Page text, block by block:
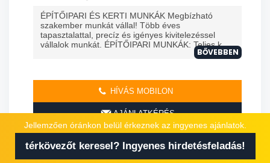
ÉPÍTŐIPARI ÉS KERTI MUNKÁK Megbízható
szakember munkát vállal! Több éves
tapasztalattal, precíz és igényes kivitelezéssel
vállalok munkát. ÉPÍTŐIPARI MUNKÁK: Teljes k...
BŐVEBBEN
HÍVÁS MOBILON
AJÁNLATKÉRÉS
Jellemzően óránkon belül érkeznek az ingyenes ajánlatok.
térkövezőt keresel? Ingyenes hirdetésfeladás!